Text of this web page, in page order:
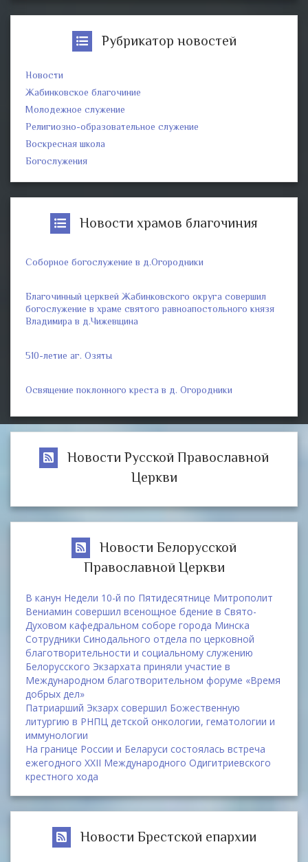
Рубрикатор новостей
Новости
Жабинковское благочиние
Молодежное служение
Религиозно-образовательное служение
Воскресная школа
Богослужения
Новости храмов благочиния
Соборное богослужение в д.Огородники
Благочинный церквей Жабинковского округа совершил
богослужение в храме святого равноапостольного князя
Владимира в д.Чижевщина
510-летие аг. Озяты
Освящение поклонного креста в д. Огородники
Новости Русской Православной
Церкви
Новости Белорусской
Православной Церкви
В канун Недели 10-й по Пятидесятнице Митрополит
Вениамин совершил всенощное бдение в Свято-
Духовом кафедральном соборе города Минска
Сотрудники Синодального отдела по церковной
благотворительности и социальному служению
Белорусского Экзархата приняли участие в
Международном благотворительном форуме «Время
добрых дел»
Патриарший Экзарх совершил Божественную
литургию в РНПЦ детской онкологии, гематологии и
иммунологии
На границе России и Беларуси состоялась встреча
ежегодного XXII Международного Одигитриевского
крестного хода
Новости Брестской епархии